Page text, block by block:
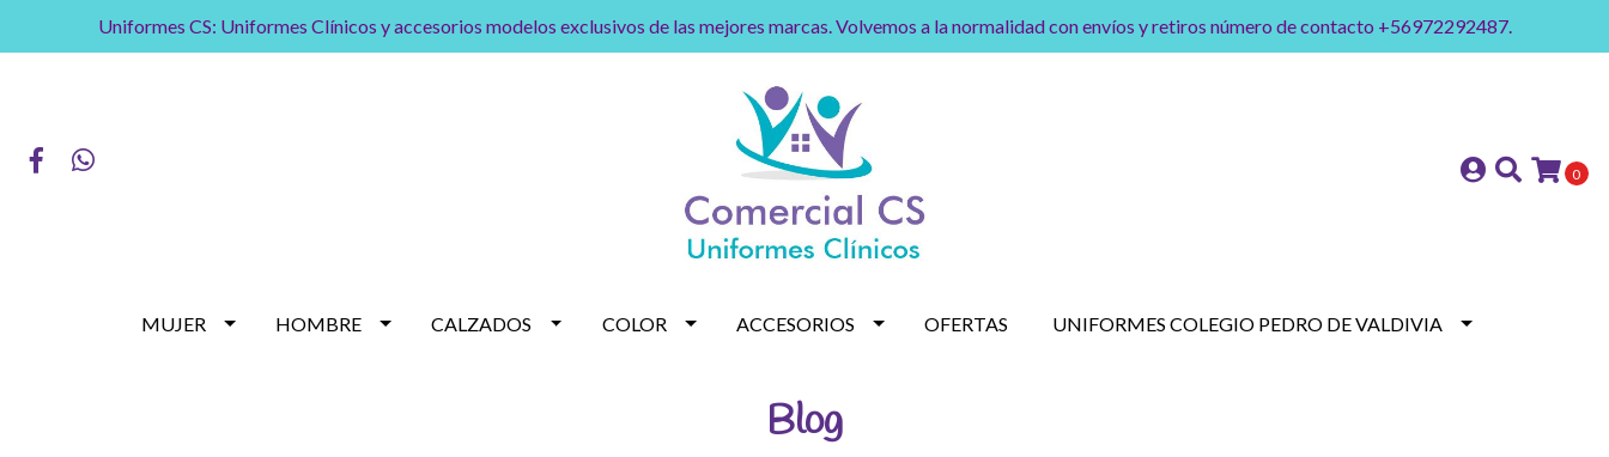
Uniformes CS: Uniformes Clínicos y accesorios modelos exclusivos de las mejores marcas. Volvemos a la normalidad con envíos y retiros número de contacto +56972292487.
0
MUJER HOMBRE CALZADOS COLOR ACCESORIOS OFERTAS UNIFORMES COLEGIO PEDRO DE VALDIVIA
Blog